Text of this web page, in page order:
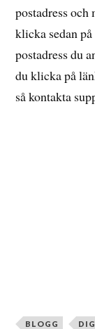
postadress
klicka sedan
postadress du
du klicka på
så kontakta
BLOGG